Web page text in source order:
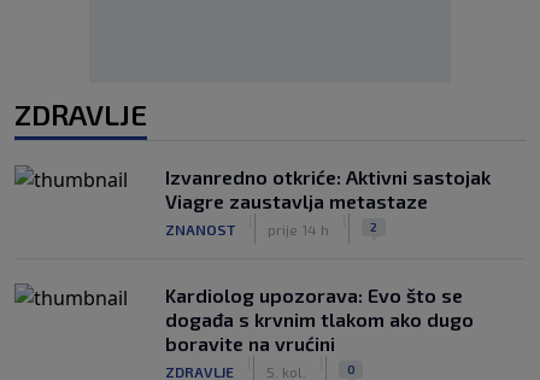
ZDRAVLJE
Izvanredno otkriće: Aktivni sastojak
Viagre zaustavlja metastaze
ZNANOST prije 14 h 2
Kardiolog upozorava: Evo što se
događa s krvnim tlakom ako dugo
boravite na vrućini
ZDRAVLJE 5. kol. 0